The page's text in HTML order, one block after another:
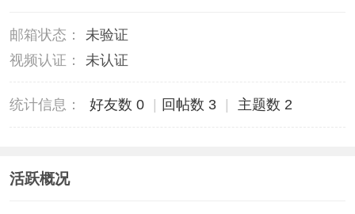
邮箱状态：
未验证
视频认证：
未认证
统计信息： 好友数 0 回帖数 3 主题数 2
活跃概况